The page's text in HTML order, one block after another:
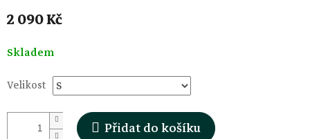
2 090 Kč
Měrná
cena:
Skladem
Velikost
Přidat do košíku